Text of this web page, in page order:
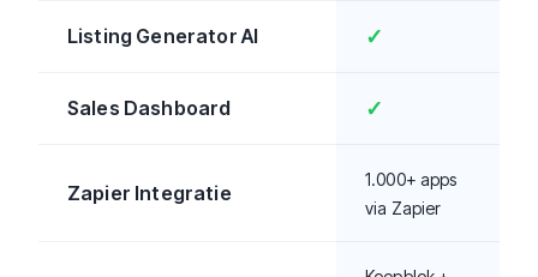
Listing Generator AI ✓
Sales Dashboard ✓
Zapier Integratie
1.000+ apps
via Zapier